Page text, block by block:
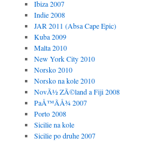
Ibiza 2007
Indie 2008
JAR 2011 (Absa Cape Epic)
Kuba 2009
Malta 2010
New York City 2010
Norsko 2010
Norsko na kole 2010
NovÃ½ ZÃ©land a Fiji 2008
PaÅ™Ã­Å¾ 2007
Porto 2008
Sicilie na kole
Sicilie po druhe 2007